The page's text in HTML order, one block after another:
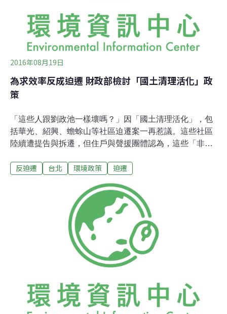
高雄、台南與台中市，指責的正是擔任市長的陳菊、賴清
德、林佳龍等民進黨政治明星。痛批他們居然也用「依法
2016年08月19日
為求效率反成迫遷 財政部檢討「國土清理活化」政
策
「這些人跟劉政池一樣壞嗎？」因「國土清理活化」，包
括華光、紹興、蟾蜍山等社區迫遷案一再惹議。這些社區
陸續遭提告與拆遷，但住戶與聲援團體認為，這些「非正
同，不可一概而論，應該釐清各種類型。財政部19日下午
長莊翠雲主持，強調要檢討目前國土清理活化的政策，如
何落實兩公約對居住權保障。公聽會源於立院內政委員會
時，立委尤美女等人要求檢討此議題。「迫遷與訴訟不是
我們的目的，目的是要訂定租約。」國有財產署署長曾國
基則釋出善意，更對基隆阿美族聚落「快樂山」案表示傾
向以逕行出租、就地安置來處理。曾國基表示，若國土有
人協助照顧，政府又有錢拿，是雙贏的狀況；尤美女則建
解決之道。國土清理活化造成許多迫遷爭議，民間團體認
為應考慮歷史脈絡，而非一致認定為惡意佔用。攝影：賴
反迫遷 台北 環境政策 迫遷